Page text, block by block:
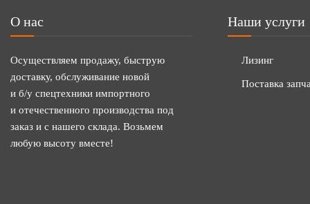
О нас
Осуществляем продажу, быструю
доставку, обслуживание новой
и б/у спецтехники импортного
и отечественного производства под
заказ и с нашего склада. Возьмем
любую высоту вместе!
Наши услуги
Лизинг
Поставка